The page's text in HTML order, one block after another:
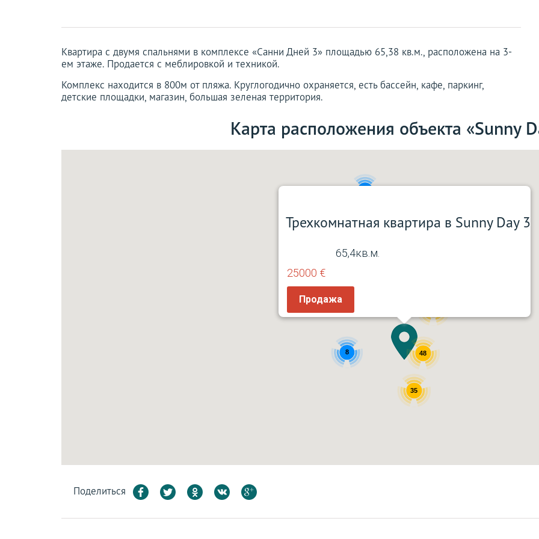
Квартира с двумя спальнями в комплексе «Санни Дней 3» площадью 65,38 кв.м., расположена на 3-
ем этаже. Продается с меблировкой и техникой.
Комплекс находится в 800м от пляжа. Круглогодично охраняется, есть бассейн, кафе, паркинг,
детские площадки, магазин, большая зеленая территория.
Карта расположения объекта «Sunny
35
48
8
Трехкомнатная квартира в Sunny Day 3
65,4кв.м.
25000 €
Продажа
Поделиться